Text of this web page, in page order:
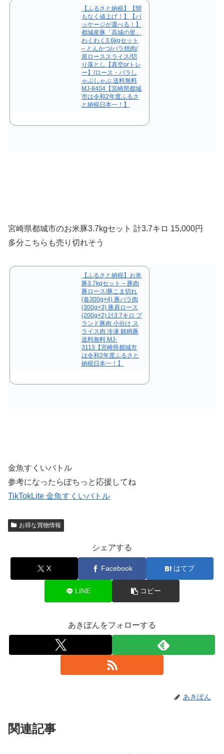
【ふるさと納税】【間
もなく値上げ！】【パ
ッケージが選べる！】
都城産豚「高城の里」
わくわく3.6kgセット
– とんかつ/バラ焼肉/
肩ローススライス/切
り落とし【真空orトレ
ー】/ロース・バラし
ゃぶしゃぶ 送料無料
MJ-8404【宮崎県都城
市は令和2年度ふるさ
と納税日本一！】
宮崎県都城市のお米豚3.7kgセット 計3.7キロ 15,000円
多分こちらも売り切れそう
【ふるさと納税】お米
豚3.7kgセット – 豚肉
豚ロース/豚こま切れ
(各300g×4) 豚バラ肉
(300g×3) 豚肩ロース
(200g×2) 計3.7キロ ブ
ランド豚肉 小分け ス
ライス肉 冷凍 銘柄豚
送料無料 MJ-
3113【宮崎県都城市
は令和2年度ふるさと
納税日本一！】
金魚すくいバトル
参考になったらぽちっと応援してね
TikTokLite 金魚すくいバトル
お得な買物情報
シェアする
X Facebook はてブ
LINE コピー
あきぽんをフォローする
あきぽん
関連記事